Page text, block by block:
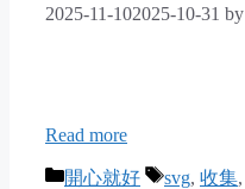
2025-11-102025-10-31 by
Read more
Categories
開心就好 Tags
svg, 收集,